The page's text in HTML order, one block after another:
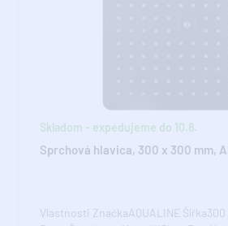
Skladom - expedujeme do 10.8.
Sprchová hlavica, 300 x 300 mm,
Vlastnosti ZnačkaAQUALINE